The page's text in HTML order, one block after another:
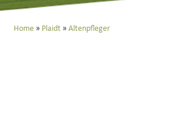
Home Plaidt Altenpfleger